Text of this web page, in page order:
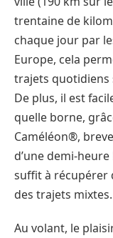
trentaine de
chaque jour par
Europe, cela
trajets quotidiens
De plus, il est
quelle borne,
Caméléon®,
d’une demi-
suffit à récupérer
des trajets mixtes.
Au volant, le